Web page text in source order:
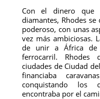
Con el dinero que
diamantes, Rhodes
poderoso, con unas
vez más ambiciosas.
de unir a África
ferrocarril. Rhodes
ciudades de Ciudad
financiaba
conquistando los
encontraba por el